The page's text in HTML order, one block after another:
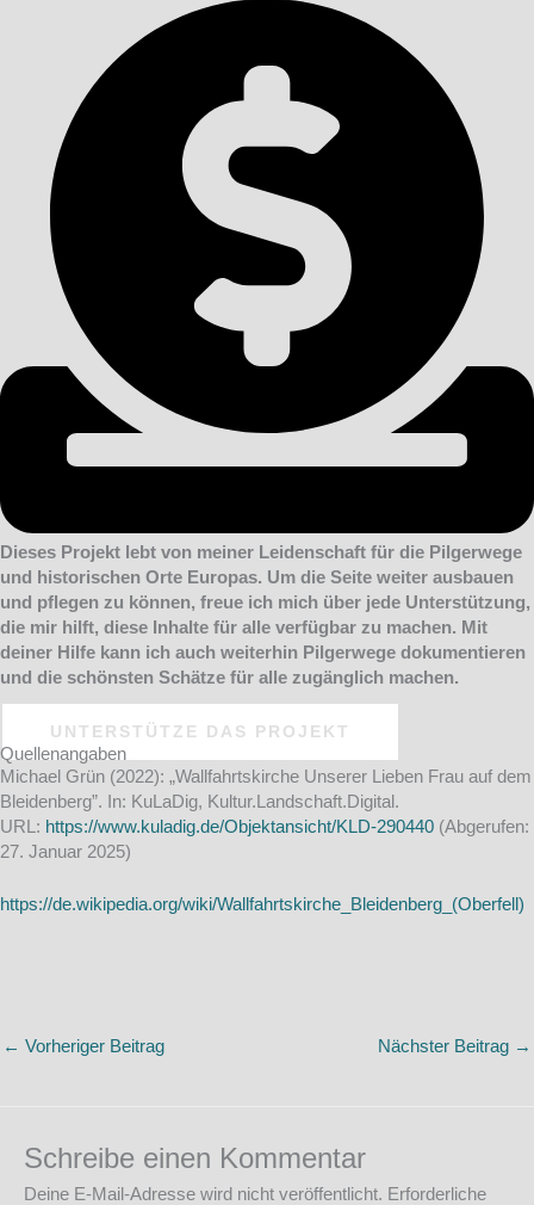
Dieses Projekt lebt von meiner Leidenschaft für die Pilgerwege
und historischen Orte Europas. Um die Seite weiter ausbauen
und pflegen zu können, freue ich mich über jede Unterstützung,
die mir hilft, diese Inhalte für alle verfügbar zu machen. Mit
deiner Hilfe kann ich auch weiterhin Pilgerwege dokumentieren
und die schönsten Schätze für alle zugänglich machen.
UNTERSTÜTZE DAS PROJEKT
Quellenangaben
Michael Grün (2022): „Wallfahrtskirche Unserer Lieben Frau auf dem
Bleidenberg”. In: KuLaDig, Kultur.Landschaft.Digital.
URL: https://www.kuladig.de/Objektansicht/KLD-290440 (Abgerufen:
27. Januar 2025)
https://de.wikipedia.org/wiki/Wallfahrtskirche_Bleidenberg_(Oberfell)
← Vorheriger Beitrag Nächster Beitrag →
Schreibe einen Kommentar
Deine E-Mail-Adresse wird nicht veröffentlicht. Erforderliche